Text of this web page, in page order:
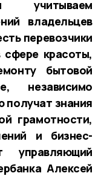
владельцев
перевозчики
сфере красоты,
бытовой
независимо
знания
грамотности,
и бизнес-
управляющий
Алексей